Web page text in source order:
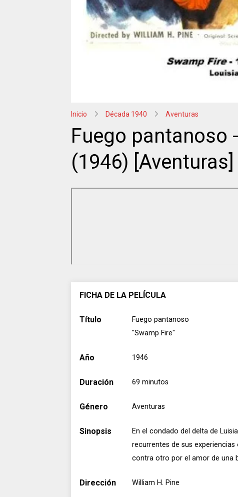
Inicio Década 1940 Aventuras
Fuego pantanoso
(1946) [Aventuras]
FICHA DE LA PELÍCULA
Título
Fuego pantanoso
"Swamp Fire"
Año 1946
Duración 69 minutos
Género Aventuras
Sinopsis
En el condado del delta de
recurrentes de sus
contra otro por el amor de una
Dirección William H. Pine